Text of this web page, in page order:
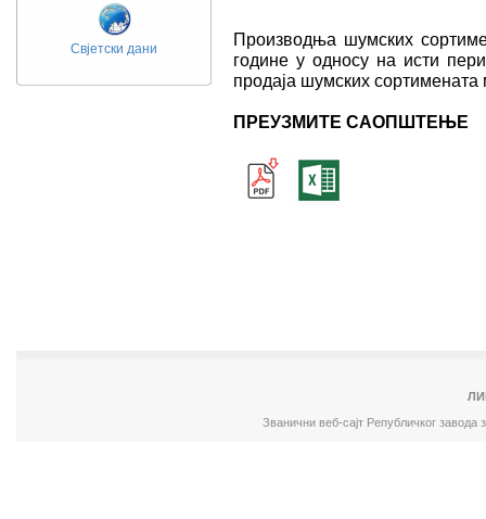
Свјетски дани
Производња шумских
године у односу на исти
продаја шумских
ПРЕУЗМИТЕ САОПШТЕЊЕ
Званични веб-сајт Републичког